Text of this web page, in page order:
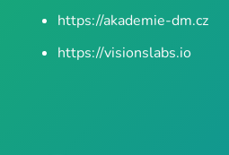
https://akademie-dm.cz
https://visionslabs.io